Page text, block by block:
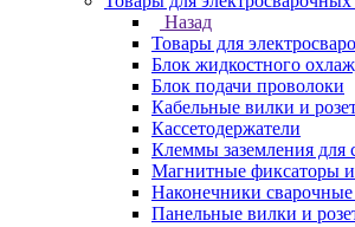
Назад
Товары для
Блок жидкостного
Блок подачи проволоки
Кабельные вилки и
Кассетодержатели
Клеммы заземления для
Магнитные фиксаторы
Наконечники
Панельные вилки и